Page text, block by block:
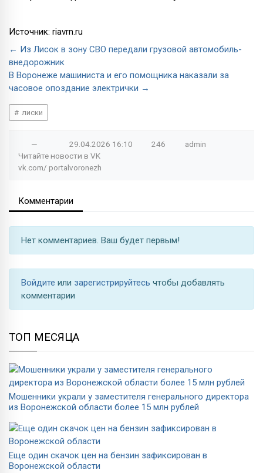
Источник: riavrn.ru
← Из Лисок в зону СВО передали грузовой автомобиль-
внедорожник
В Воронеже машиниста и его помощника наказали за
часовое опоздание электрички →
лиски
— 29.04.2026 16:10 246
admin
Читайте новости в VK
vk.com/ portalvoronezh
Комментарии
Нет комментариев. Ваш будет первым!
Войдите или зарегистрируйтесь чтобы добавлять
комментарии
ТОП МЕСЯЦА
Мошенники украли у заместителя генерального директора
из Воронежской области более 15 млн рублей
Еще один скачок цен на бензин зафиксирован в
Воронежской области